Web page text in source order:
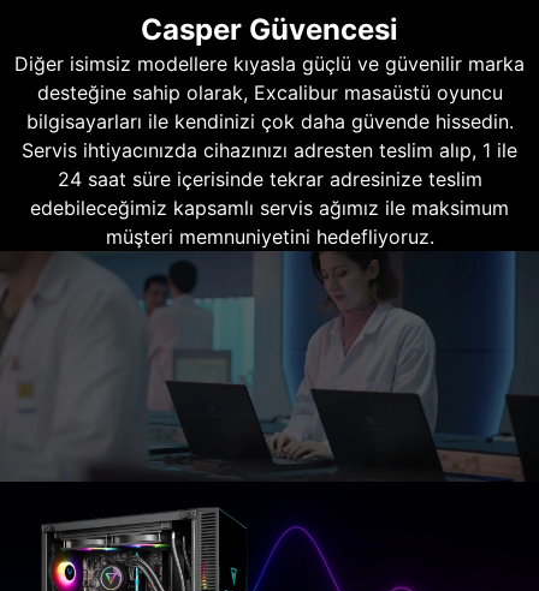
Casper Güvencesi
Diğer isimsiz modellere kıyasla güçlü ve güvenilir marka
desteğine sahip olarak, Excalibur masaüstü oyuncu
bilgisayarları ile kendinizi çok daha güvende hissedin.
Servis ihtiyacınızda cihazınızı adresten teslim alıp, 1 ile
24 saat süre içerisinde tekrar adresinize teslim
edebileceğimiz kapsamlı servis ağımız ile maksimum
müşteri memnuniyetini hedefliyoruz.